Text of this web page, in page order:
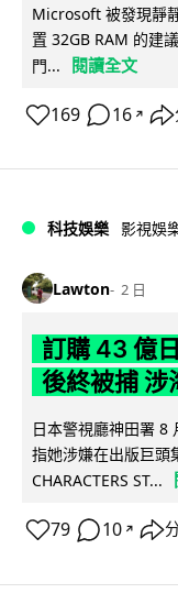
Microsoft 被發現靜
置 32GB RAM 的建
門...
閱讀全文
169 16 ↗
科技娛樂 影視娛
Lawton 2 日
訂購 43 億
後終被捕 涉
日本警視廳神田署 8
指她涉嫌在出版巨頭
CHARACTERS ST...
79 10 ↗